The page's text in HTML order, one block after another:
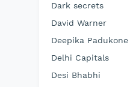
Dark secrets
David Warner
Deepika Padukone
Delhi Capitals
Desi Bhabhi